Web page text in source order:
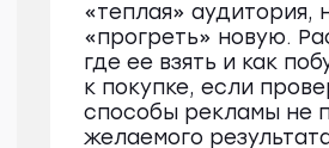
Задача
«Комус» хочет выпустить в Дзене
статью в преддверии 8 марта, чтобы
увеличить продажи канцтоваров
среди родителей. Тема статьи:
N неудачных подарков на 8 Марта
для учителей и универсальная идея,